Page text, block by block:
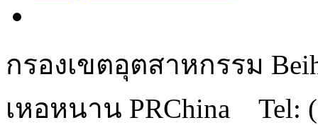
กรองเขตอุตสาหกรรม
เหอหนาน PRChina Tel: